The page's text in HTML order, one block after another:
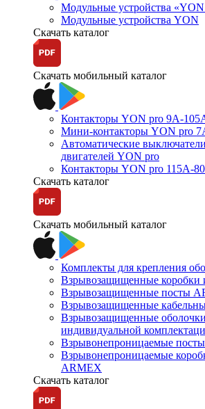
Модульные устройства
Модульные устройства YON
Скачать каталог
Скачать мобильный каталог
Контакторы YON pro 9А-
Мини-контакторы YON pro
Автоматические
двигателей YON pro
Контакторы YON pro 115А-
Скачать каталог
Скачать мобильный каталог
Комплекты для крепления
Взрывозащищенные коробки
Взрывозащищенные посты
Взрывозащищенные
Взрывозащищенные оболочки
индивидуальной
Взрывонепроницаемые
Взрывонепроницаемые
ARMEX
Скачать каталог